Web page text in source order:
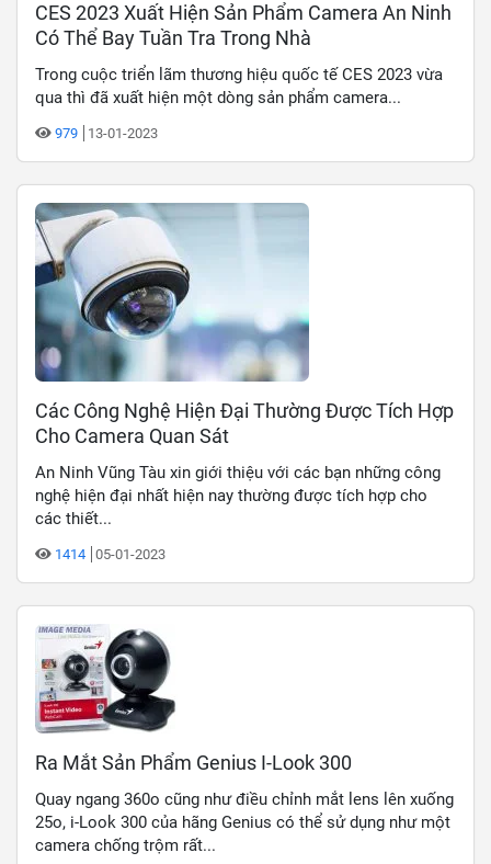
CES 2023 Xuất Hiện Sản Phẩm Camera An Ninh
Có Thể Bay Tuần Tra Trong Nhà
Trong cuộc triển lãm thương hiệu quốc tế CES 2023 vừa
qua thì đã xuất hiện một dòng sản phẩm camera...
979 13-01-2023
Các Công Nghệ Hiện Đại Thường Được Tích Hợp
Cho Camera Quan Sát
An Ninh Vũng Tàu xin giới thiệu với các bạn những công
nghệ hiện đại nhất hiện nay thường được tích hợp cho
các thiết...
1414 05-01-2023
Ra Mắt Sản Phẩm Genius I-Look 300
Quay ngang 360o cũng như điều chỉnh mắt lens lên xuống
25o, i-Look 300 của hãng Genius có thể sử dụng như một
camera chống trộm rất...